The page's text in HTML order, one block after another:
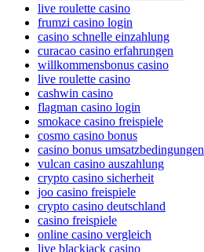
live roulette casino
frumzi casino login
casino schnelle einzahlung
curacao casino erfahrungen
willkommensbonus casino
live roulette casino
cashwin casino
flagman casino login
smokace casino freispiele
cosmo casino bonus
casino bonus umsatzbedingungen
vulcan casino auszahlung
crypto casino sicherheit
joo casino freispiele
crypto casino deutschland
casino freispiele
online casino vergleich
live blackjack casino